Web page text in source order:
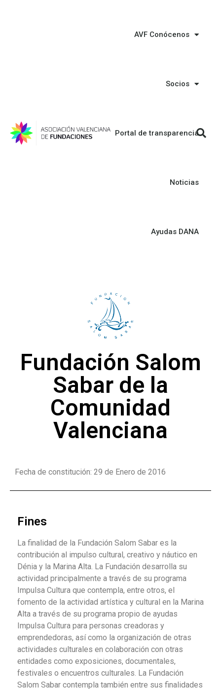
AVF Conócenos
Socios
Portal de transparencia
Noticias
Ayudas DANA
Fundación Salom
Sabar de la
Comunidad
Valenciana
Fecha de constitución: 29 de Enero de 2016
Fines
La finalidad de la Fundación Salom Sabar es la
contribución al impulso cultural, creativo y náutico en
Dénia y la Marina Alta. La Fundación desarrolla su
actividad principalmente a través de su programa
Impulsa Cultura que contempla, entre otros, el
fomento de la actividad artística y cultural en la Marina
Alta a través de su programa propio de ayudas
Impulsa Cultura para personas creadoras y
emprendedoras, así como la organización de otras
actividades culturales en colaboración con otras
entidades como exposiciones, documentales,
festivales o encuentros culturales. La Fundación
Salom Sabar contempla también entre sus finalidades